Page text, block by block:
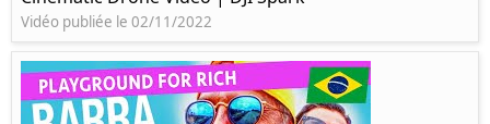
Vidéo publiée le 02/11/2022